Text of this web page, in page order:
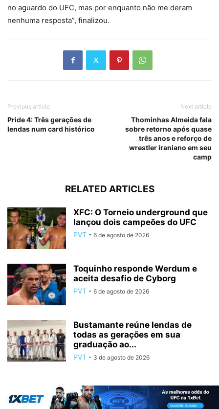
no aguardo do UFC, mas por enquanto não me deram
nenhuma resposta”, finalizou.
Previous article
Pride 4: Três gerações de
lendas num card histórico
Next article
Thominhas Almeida fala
sobre retorno após quase
três anos e reforço de
wrestler iraniano em seu
camp
RELATED ARTICLES
XFC: O Torneio underground que
lançou dois campeões do UFC
PVT - 6 de agosto de 2026
Toquinho responde Werdum e
aceita desafio de Cyborg
PVT - 6 de agosto de 2026
Bustamante reúne lendas de
todas as gerações em sua
graduação ao...
PVT - 3 de agosto de 2026